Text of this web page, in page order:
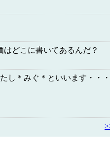
どこに書いてあるんだ？
し＊みぐ＊といいます・・